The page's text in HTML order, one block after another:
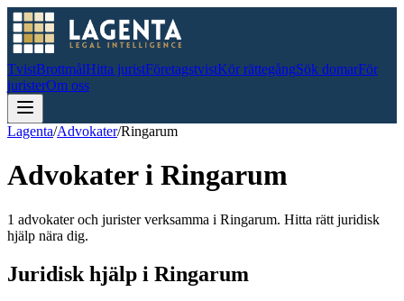
TvistBrottmålHitta juristFöretagstvistKör rättegångSök domarFör
juristerOm oss
Lagenta/Advokater/Ringarum
Advokater i Ringarum
1 advokater och jurister verksamma i Ringarum. Hitta rätt juridisk
hjälp nära dig.
Juridisk hjälp i Ringarum